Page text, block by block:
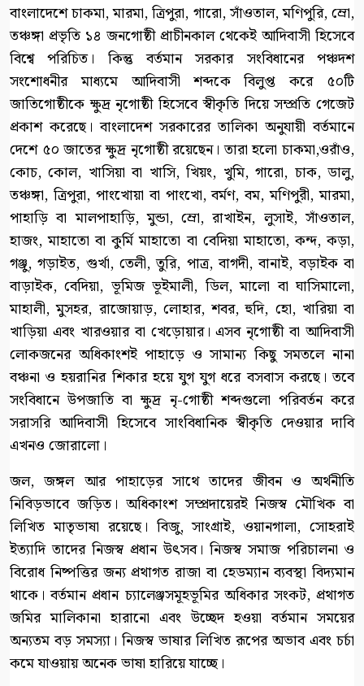
বাংলাদেশে চাকমা, মারমা, ত্রিপুরা, গারো, সাঁওতাল, মণিপুরি, ম্রো,
তঞ্চঙ্গা প্রভৃতি ১৪ জনগোষ্ঠী প্রাচীনকাল থেকেই আদিবাসী হিসেবে
বিশ্বে পরিচিত। কিন্তু বর্তমান সরকার সংবিধানের পঞ্চদশ
সংশোধনীর মাধ্যমে আদিবাসী শব্দকে বিলুপ্ত করে ৫০টি
জাতিগোষ্ঠীকে ক্ষুদ্র নৃগোষ্ঠী হিসেবে স্বীকৃতি দিয়ে সম্প্রতি গেজেট
প্রকাশ করেছে। বাংলাদেশ সরকারের তালিকা অনুযায়ী বর্তমানে
দেশে ৫০ জাতের ক্ষুদ্র নৃগোষ্ঠী রয়েছেন। তারা হলো চাকমা,ওরাঁও,
কোচ, কোল, খাসিয়া বা খাসি, খিয়ং, খুমি, গারো, চাক, ডালু,
তঞ্চঙ্গা, ত্রিপুরা, পাংখোয়া বা পাংখো, বর্মণ, বম, মণিপুরী, মারমা,
পাহাড়ি বা মালপাহাড়ি, মুন্ডা, ম্রো, রাখাইন, লুসাই, সাঁওতাল,
হাজং, মাহাতো বা কুর্মি মাহাতো বা বেদিয়া মাহাতো, কন্দ, কড়া,
গঞ্জু, গড়াইত, গুর্খা, তেলী, তুরি, পাত্র, বাগদী, বানাই, বড়াইক বা
বাড়াইক, বেদিয়া, ভূমিজ ভূইমালী, ডিল, মালো বা ঘাসিমালো,
মাহালী, মুসহর, রাজোয়াড়, লোহার, শবর, হুদি, হো, খারিয়া বা
খাড়িয়া এবং খারওয়ার বা খেড়োয়ার। এসব নৃগোষ্ঠী বা আদিবাসী
লোকজনের অধিকাংশই পাহাড়ে ও সামান্য কিছু সমতলে নানা
বঞ্চনা ও হয়রানির শিকার হয়ে যুগ যুগ ধরে বসবাস করছে। তবে
সংবিধানে উপজাতি বা ক্ষুদ্র নৃ-গোষ্ঠী শব্দগুলো পরিবর্তন করে
সরাসরি আদিবাসী হিসেবে সাংবিধানিক স্বীকৃতি দেওয়ার দাবি
এখনও জোরালো।
জল, জঙ্গল আর পাহাড়ের সাথে তাদের জীবন ও অর্থনীতি
নিবিড়ভাবে জড়িত। অধিকাংশ সম্প্রদায়েরই নিজস্ব মৌখিক বা
লিখিত মাতৃভাষা রয়েছে। বিজু, সাংগ্রাই, ওয়ানগালা, সোহরাই
ইত্যাদি তাদের নিজস্ব প্রধান উৎসব। নিজস্ব সমাজ পরিচালনা ও
বিরোধ নিষ্পত্তির জন্য প্রথাগত রাজা বা হেডম্যান ব্যবস্থা বিদ্যমান
থাকে। বর্তমান প্রধান চ্যালেঞ্জসমূহভূমির অধিকার সংকট, প্রথাগত
জমির মালিকানা হারানো এবং উচ্ছেদ হওয়া বর্তমান সময়ের
অন্যতম বড় সমস্যা। নিজস্ব ভাষার লিখিত রূপের অভাব এবং চর্চা
কমে যাওয়ায় অনেক ভাষা হারিয়ে যাচ্ছে।